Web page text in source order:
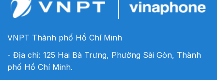
VNPT Thành phố Hồ Chí Minh
- Địa chỉ: 125 Hai Bà Trưng, Phường Sài Gòn, Thành
phố Hồ Chí Minh.